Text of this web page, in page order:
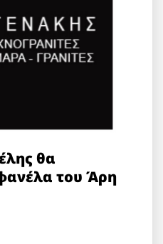
θα
του Άρη